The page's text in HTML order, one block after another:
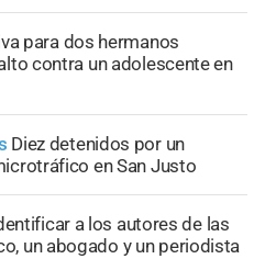
para dos hermanos
contra un adolescente en
Diez detenidos por un
en San Justo
a los autores de las
un abogado y un periodista